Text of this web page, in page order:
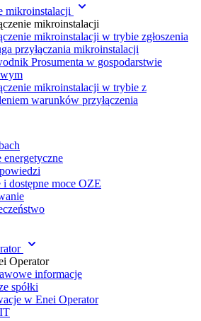
mikroinstalacji
mikroinstalacji
mikroinstalacji w trybie zgłoszenia
przyłączania mikroinstalacji
Prosumenta w gospodarstwie
mikroinstalacji w trybie z
warunków przyłączenia
energetyczne
i dostępne moce OZE
Operator
informacje
spółki
w Enei Operator